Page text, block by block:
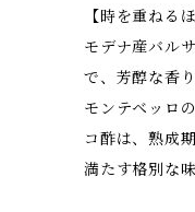
【時を重ねる
モデナ産バル
で、芳醇な香
モンテベッロ
コ酢は、熟成
満たす格別な